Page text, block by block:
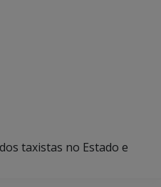
taxistas no Estado e